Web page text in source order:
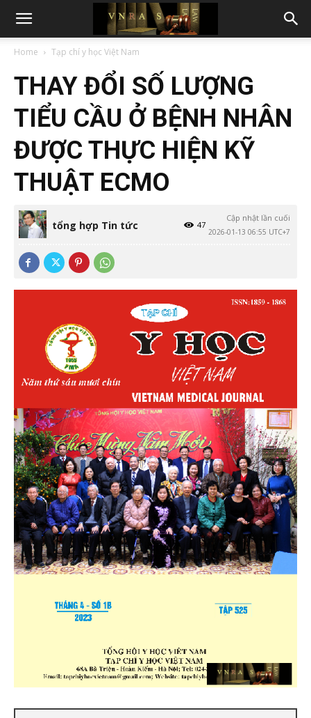
Home Tạp chí y học Việt Nam
THAY ĐỔI SỐ LƯỢNG
TIỂU CẦU Ở BỆNH NHÂN
ĐƯỢC THỰC HIỆN KỸ
THUẬT ECMO
tổng hợp Tin tức
Cập nhật lần cuối
2026-01-13 06:55 UTC+7
47